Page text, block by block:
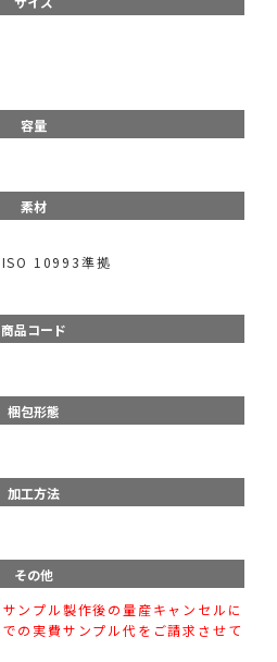
容量
素材
10993準拠
商品コード
梱包形態
加工方法
その他
ンプル製作後の量産キャンセルに
の実費サンプル代をご請求させて